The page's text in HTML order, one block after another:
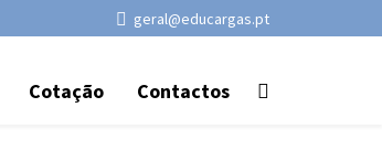
geral@educargas.pt
Cotação Contactos